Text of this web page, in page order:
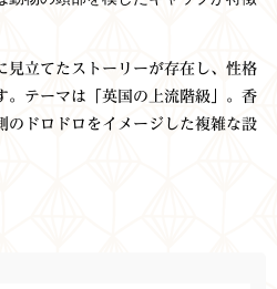
見立てたストーリーが存在し、性格
。テーマは「英国の上流階級」。香
のドロドロをイメージした複雑な設